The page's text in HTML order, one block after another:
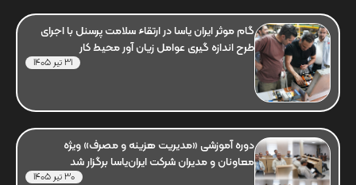
گام موثر ایران یاسا در ارتقاء سلامت پرسنل با اجرای
طرح اندازه گیری عوامل زیان آور محیط کار
31 تیر 1405
دوره آموزشی «مدیریت هزینه و مصرف» ویژه
معاونان و مدیران شرکت ایران‌یاسا برگزار شد
30 تیر 1405